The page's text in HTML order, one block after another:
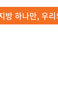
방 하나만, 우